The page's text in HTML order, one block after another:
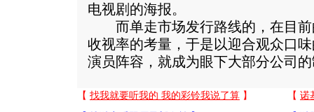
电视剧的海报。
而单走市场发行路线的，在目前
收视率的考量，于是以迎合观众口
演员阵容，就成为眼下大部分公司